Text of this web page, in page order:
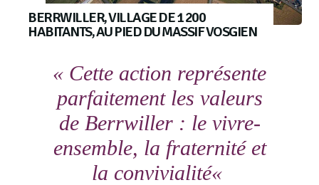
BERRWILLER, VILLAGE DE 1 200
HABITANTS, AU PIED DU MASSIF VOSGIEN
« Cette action représente
parfaitement les valeurs
de Berrwiller : le vivre-
ensemble, la fraternité et
la convivialité«